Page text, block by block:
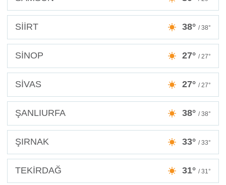
SİİRT 38° / 38°
SİNOP 27° / 27°
SİVAS 27° / 27°
ŞANLIURFA 38° / 38°
ŞIRNAK 33° / 33°
TEKİRDAĞ 31° / 31°